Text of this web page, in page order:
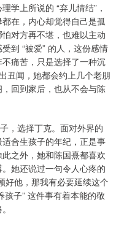
学上所说的 “弃儿情结”，
在，内心却觉得自己是孤
对方再不堪，也难以主动
到 “被爱” 的人，这份感情
痛苦，只是选择了一种沉
闻，她都会约上几个老朋
回到家后，也从不会与陈
，选择丁克。面对外界的
合生孩子的年纪，正是事
之外，她和陈国熹都喜欢
她还说过一句令人心疼的
好他，那我有必要延续这个
孩子” 这件事有着本能的敬